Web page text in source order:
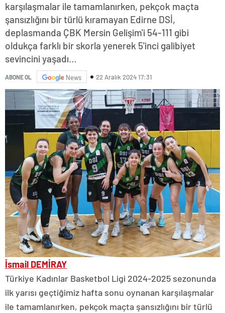
karşılaşmalar ile tamamlanırken, pekçok maçta
şansızlığını bir türlü kıramayan Edirne DSİ,
deplasmanda ÇBK Mersin Gelişim'i 54-111 gibi
oldukça farklı bir skorla yenerek 5'inci galibiyet
sevincini yaşadı…
ABONE OL News 22 Aralık 2024 17:31
İsmail DEMİRAY
Türkiye Kadınlar Basketbol Ligi 2024-2025 sezonunda
ilk yarısı geçtiğimiz hafta sonu oynanan karşılaşmalar
ile tamamlanırken, pekçok maçta şansızlığını bir türlü